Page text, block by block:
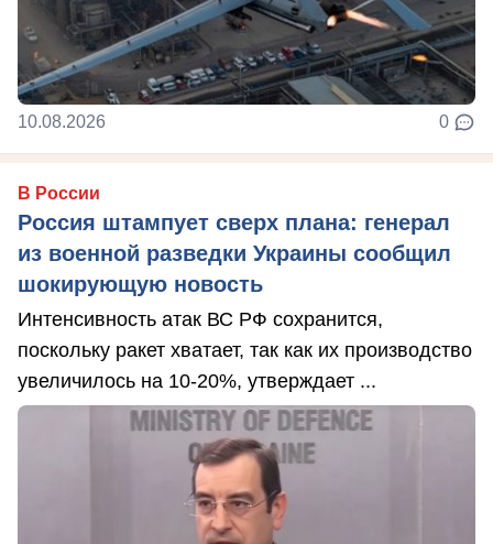
10.08.2026 0
В России
Россия штампует сверх плана: генерал
из военной разведки Украины сообщил
шокирующую новость
Интенсивность атак ВС РФ сохранится,
поскольку ракет хватает, так как их производство
увеличилось на 10-20%, утверждает ...